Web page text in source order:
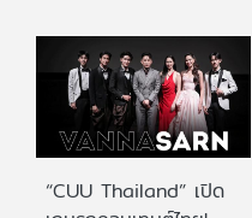
“CUU Thailand” เปิด